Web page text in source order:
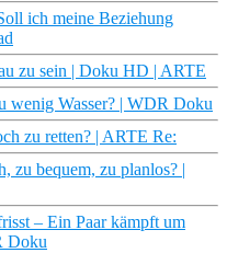
ich meine Beziehung
zu sein | Doku HD | ARTE
wenig Wasser? | WDR Doku
zu retten? | ARTE Re:
zu bequem, zu planlos? |
– Ein Paar kämpft um
Doku